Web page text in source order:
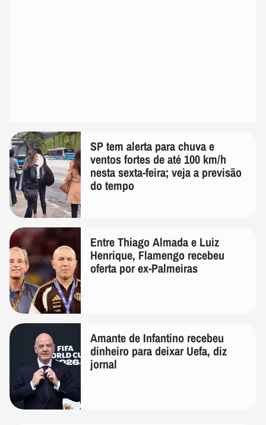
SP tem alerta para chuva e
ventos fortes de até 100 km/h
nesta sexta-feira; veja a previsão
do tempo
Entre Thiago Almada e Luiz
Henrique, Flamengo recebeu
oferta por ex-Palmeiras
Amante de Infantino recebeu
dinheiro para deixar Uefa, diz
jornal